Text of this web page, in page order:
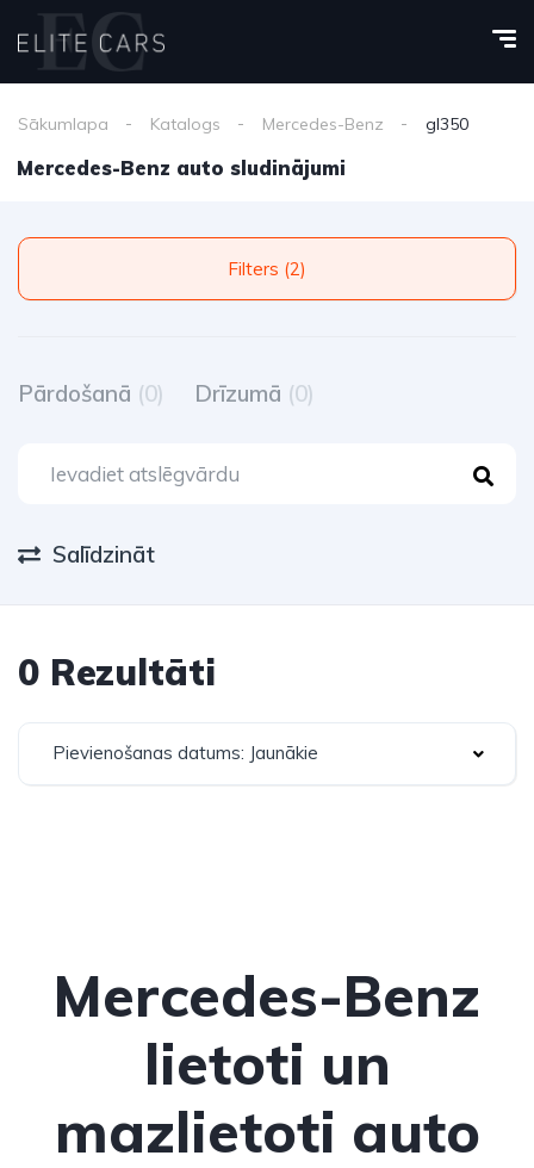
Sākumlapa Katalogs Mercedes-Benz gl350
Mercedes-Benz auto sludinājumi
Filters (2)
Pārdošanā (0) Drīzumā (0)
Salīdzināt
0 Rezultāti
Pievienošanas datums: Jaunākie
Mercedes-Benz
lietoti un
mazlietoti auto